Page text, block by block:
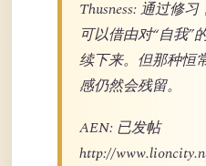
Thusness: 通过修
可以借由对“自我”
续下来。但那种恒
感仍然会残留。
AEN: 已发帖
http://